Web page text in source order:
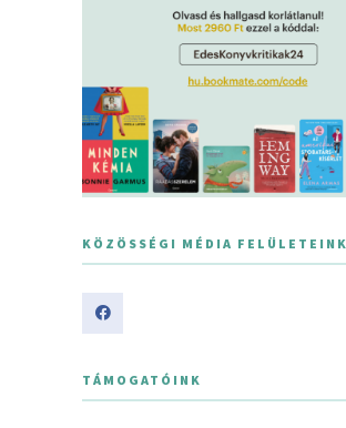
KÖZÖSSÉGI MÉDIA FELÜLETEINK
TÁMOGATÓINK